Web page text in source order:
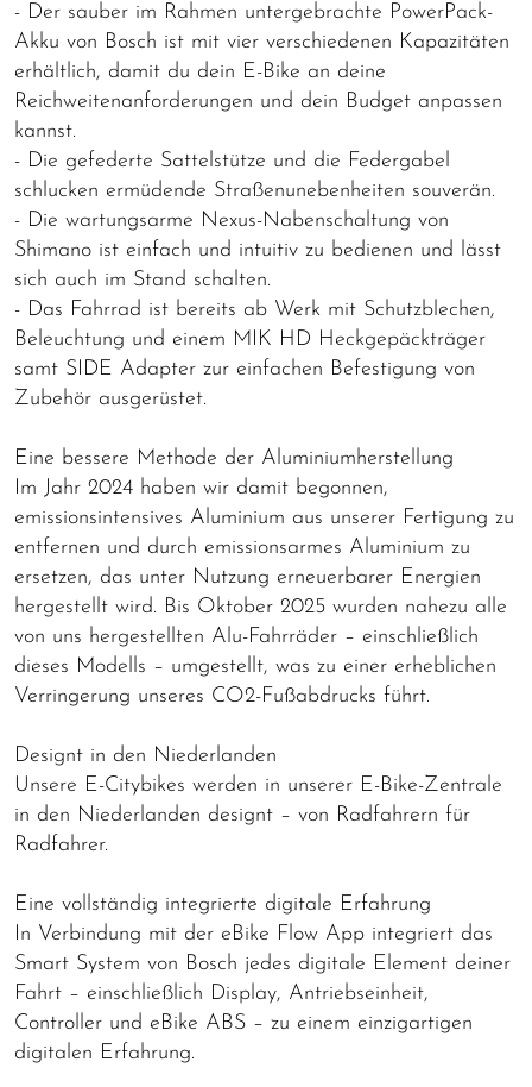
- Der sauber im Rahmen untergebrachte PowerPack-
Akku von Bosch ist mit vier verschiedenen Kapazitäten
erhältlich, damit du dein E-Bike an deine
Reichweitenanforderungen und dein Budget anpassen
kannst.
- Die gefederte Sattelstütze und die Federgabel
schlucken ermüdende Straßenunebenheiten souverän.
- Die wartungsarme Nexus-Nabenschaltung von
Shimano ist einfach und intuitiv zu bedienen und lässt
sich auch im Stand schalten.
- Das Fahrrad ist bereits ab Werk mit Schutzblechen,
Beleuchtung und einem MIK HD Heckgepäckträger
samt SIDE Adapter zur einfachen Befestigung von
Zubehör ausgerüstet.
Eine bessere Methode der Aluminiumherstellung
Im Jahr 2024 haben wir damit begonnen,
emissionsintensives Aluminium aus unserer Fertigung zu
entfernen und durch emissionsarmes Aluminium zu
ersetzen, das unter Nutzung erneuerbarer Energien
hergestellt wird. Bis Oktober 2025 wurden nahezu alle
von uns hergestellten Alu-Fahrräder – einschließlich
dieses Modells – umgestellt, was zu einer erheblichen
Verringerung unseres CO2-Fußabdrucks führt.
Designt in den Niederlanden
Unsere E-Citybikes werden in unserer E-Bike-Zentrale
in den Niederlanden designt – von Radfahrern für
Radfahrer.
Eine vollständig integrierte digitale Erfahrung
In Verbindung mit der eBike Flow App integriert das
Smart System von Bosch jedes digitale Element deiner
Fahrt – einschließlich Display, Antriebseinheit,
Controller und eBike ABS – zu einem einzigartigen
digitalen Erfahrung.